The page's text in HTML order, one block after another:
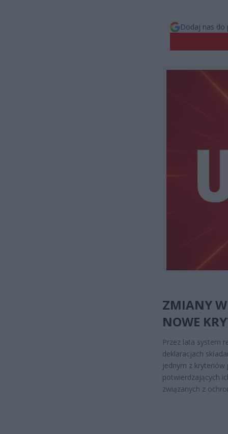
Dodaj nas do
ZMIANY W
NOWE
Przez lata system
deklaracjach
jednym z
potwierdzających
związanych z